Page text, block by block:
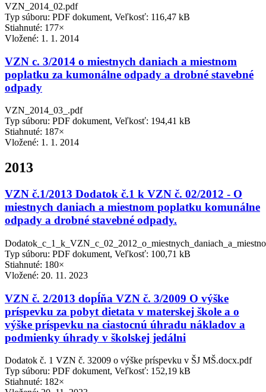
VZN_2014_02.pdf
Typ súboru: PDF dokument, Veľkosť: 116,47 kB
Stiahnuté: 177×
Vložené: 1. 1. 2014
VZN c. 3/2014 o miestnych daniach a miestnom
poplatku za kumonálne odpady a drobné stavebné
odpady
VZN_2014_03_.pdf
Typ súboru: PDF dokument, Veľkosť: 194,41 kB
Stiahnuté: 187×
Vložené: 1. 1. 2014
2013
VZN č.1/2013 Dodatok č.1 k VZN č. 02/2012 - O
miestnych daniach a miestnom poplatku komunálne
odpady a drobné stavebné odpady.
Typ súboru: PDF dokument, Veľkosť: 100,71 kB
Stiahnuté: 180×
Vložené: 20. 11. 2023
VZN č. 2/2013 dopĺňa VZN č. 3/2009 O výške
príspevku za pobyt dietata v materskej škole a o
výške príspevku na ciastocnú úhradu nákladov a
podmienky úhrady v školskej jedálni
Dodatok č. 1 VZN č. 32009 o výške príspevku v ŠJ MŠ.docx.pdf
Typ súboru: PDF dokument, Veľkosť: 152,19 kB
Stiahnuté: 182×